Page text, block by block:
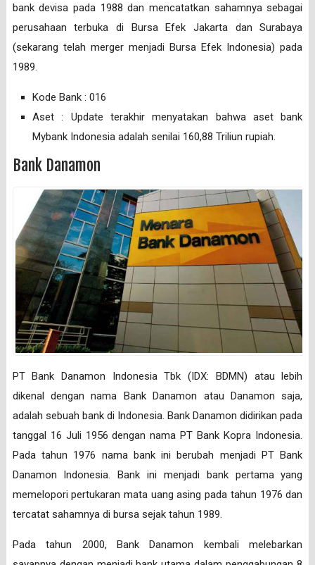
bank devisa pada 1988 dan mencatatkan sahamnya sebagai
perusahaan terbuka di Bursa Efek Jakarta dan Surabaya
(sekarang telah merger menjadi Bursa Efek Indonesia) pada
1989.
Kode Bank : 016
Aset : Update terakhir menyatakan bahwa aset bank
Mybank Indonesia adalah senilai 160,88 Triliun rupiah.
Bank Danamon
PT Bank Danamon Indonesia Tbk (IDX: BDMN) atau lebih
dikenal dengan nama Bank Danamon atau Danamon saja,
adalah sebuah bank di Indonesia. Bank Danamon didirikan pada
tanggal 16 Juli 1956 dengan nama PT Bank Kopra Indonesia.
Pada tahun 1976 nama bank ini berubah menjadi PT Bank
Danamon Indonesia. Bank ini menjadi bank pertama yang
memelopori pertukaran mata uang asing pada tahun 1976 dan
tercatat sahamnya di bursa sejak tahun 1989.
Pada tahun 2000, Bank Danamon kembali melebarkan